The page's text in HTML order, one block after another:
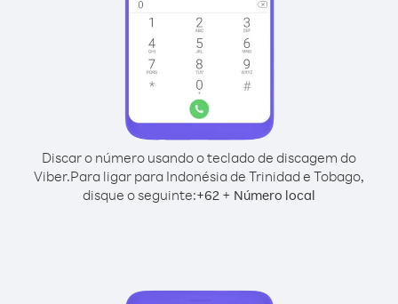
Discar o número usando o teclado de discagem do
Viber.Para ligar para Indonésia de Trinidad e Tobago,
disque o seguinte:+62 + Número local